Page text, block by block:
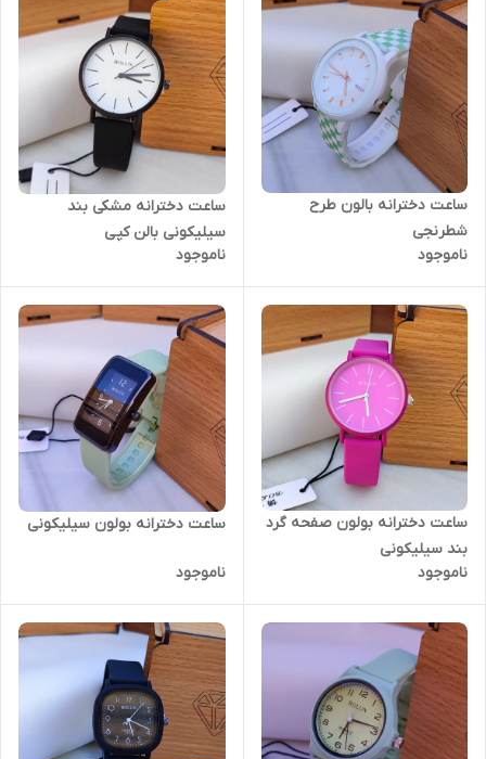
ساعت دخترانه بالون طرح
شطرنجی
ناموجود
ساعت دخترانه مشکی بند
سیلیکونی بالن کپی
ناموجود
ساعت دخترانه بولون صفحه گرد
بند سیلیکونی
ناموجود
ساعت دخترانه بولون سیلیکونی
ناموجود